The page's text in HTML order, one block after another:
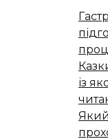
із
Який